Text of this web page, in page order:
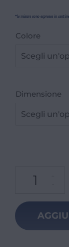
*le misure sono espresse in
Colore
Scegli
Dimensione
Scegli